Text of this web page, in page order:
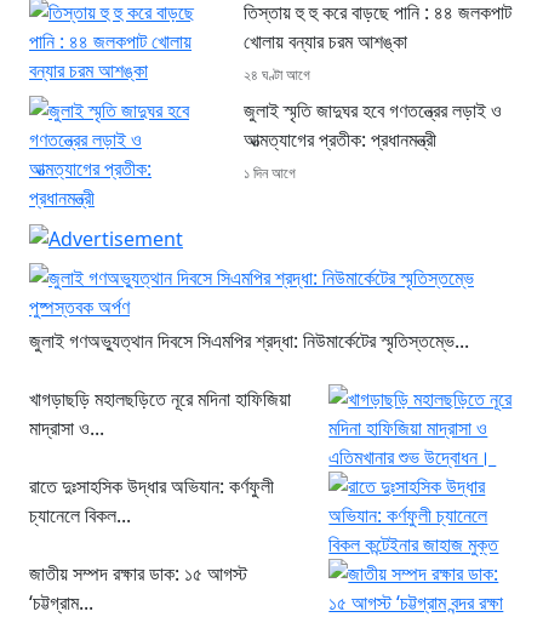
তিস্তায় হু হু করে বাড়ছে পানি : ৪৪ জলকপাট
খোলায় বন্যার চরম আশঙ্কা
২৪ ঘণ্টা আগে
জুলাই স্মৃতি জাদুঘর হবে গণতন্ত্রের লড়াই ও
আত্মত্যাগের প্রতীক: প্রধানমন্ত্রী
১ দিন আগে
জুলাই গণঅভ্যুত্থান দিবসে সিএমপির শ্রদ্ধা: নিউমার্কেটের স্মৃতিস্তম্ভে...
খাগড়াছড়ি মহালছড়িতে নূরে মদিনা হাফিজিয়া
মাদ্রাসা ও...
রাতে দুঃসাহসিক উদ্ধার অভিযান: কর্ণফুলী
চ্যানেলে বিকল...
জাতীয় সম্পদ রক্ষার ডাক: ১৫ আগস্ট
‘চট্টগ্রাম...